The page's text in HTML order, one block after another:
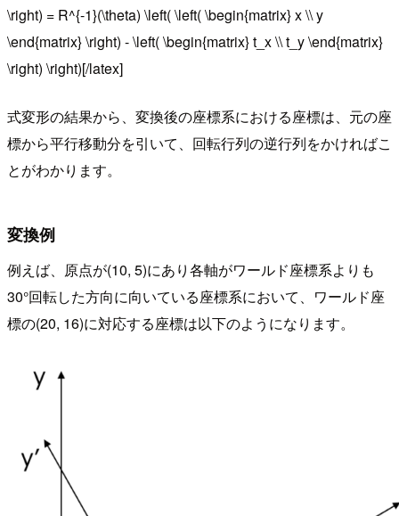
\right) = R^{-1}(\theta) \left( \left( \begin{matrix} x \\ y
\end{matrix} \right) - \left( \begin{matrix} t_x \\ t_y \end{matrix}
\right) \right)[/latex]
式変形の結果から、変換後の座標系における座標は、元の座
標から平行移動分を引いて、回転行列の逆行列をかければこ
とがわかります。
変換例
例えば、原点が(10, 5)にあり各軸がワールド座標系よりも
30°回転した方向に向いている座標系において、ワールド座
標の(20, 16)に対応する座標は以下のようになります。